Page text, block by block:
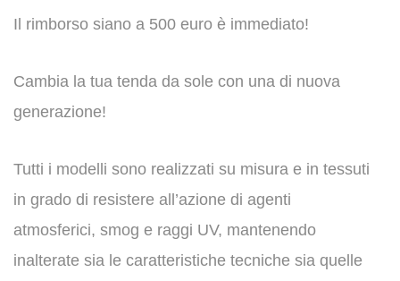
Il rimborso siano a 500 euro è immediato!
Cambia la tua tenda da sole con una di nuova
generazione!
Tutti i modelli sono realizzati su misura e in tessuti
in grado di resistere all’azione di agenti
atmosferici, smog e raggi UV, mantenendo
inalterate sia le caratteristiche tecniche sia quelle